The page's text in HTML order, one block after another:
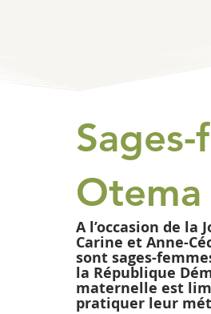
Otema
A l’occasion de la
Carine et Anne-
sont sages-
la République
maternelle est
pratiquer leur